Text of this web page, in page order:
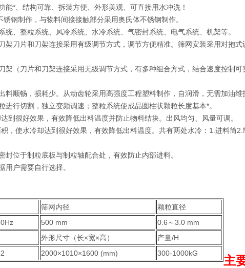
能*、结构可靠、拆装方便、外形美观、可直接用水冲洗！
钢制作，与物料间接接触部分采用奥氏体不锈钢制作。
、整粒系统、风冷系统、水冷系统、气密封系统、电气系统、机架等。
架刀片和刀架连接采用有级调节方式，调节方便精准。筛网安装采用对抱
架（刀片和刀架连接采用无级调节方式，有多种组合方式，结合速度控制
顺畅，损耗少。从动齿轮采用高强度工程塑料制作，自润滑，无需加油维
行切割，独立变频调速；整粒系统使成品圆柱状颗粒长度基本*。
到很好效果，有效降低出料温度并防止物料结块。出风均匀、风量可调。
，使水冷却达到很好效果，有效降低出料温度。共有两处水冷：1.进料筒2.
位于制粒底板与制粒轴配合处，有效防止内部进料。
用户需要自行选择。
筛网内径
颗粒直径
500 mm
0.6～3.0 mm
外形尺寸（长×宽×高）
产量/H
2000×1010×1600 (mm) 300-1000kG
主